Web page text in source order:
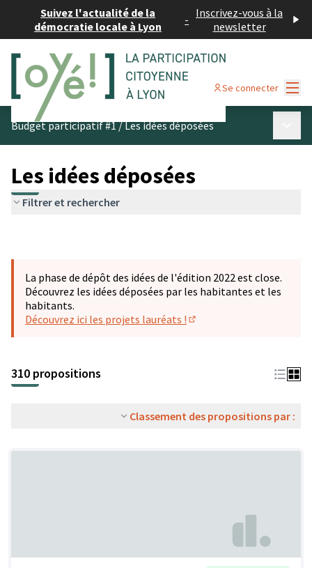
Suivez l'actualité de la
démocratie locale à Lyon
- Inscrivez-vous à la
newsletter
Se connecter
Budget participatif #1/Les idées déposées
Les idées déposées
Filtrer et rechercher
La phase de dépôt des idées de l'édition 2022 est close.
Découvrez les idées déposées par les habitantes et les
habitants.
Découvrez ici les projets lauréats !
310 propositions
Classement des propositions par :